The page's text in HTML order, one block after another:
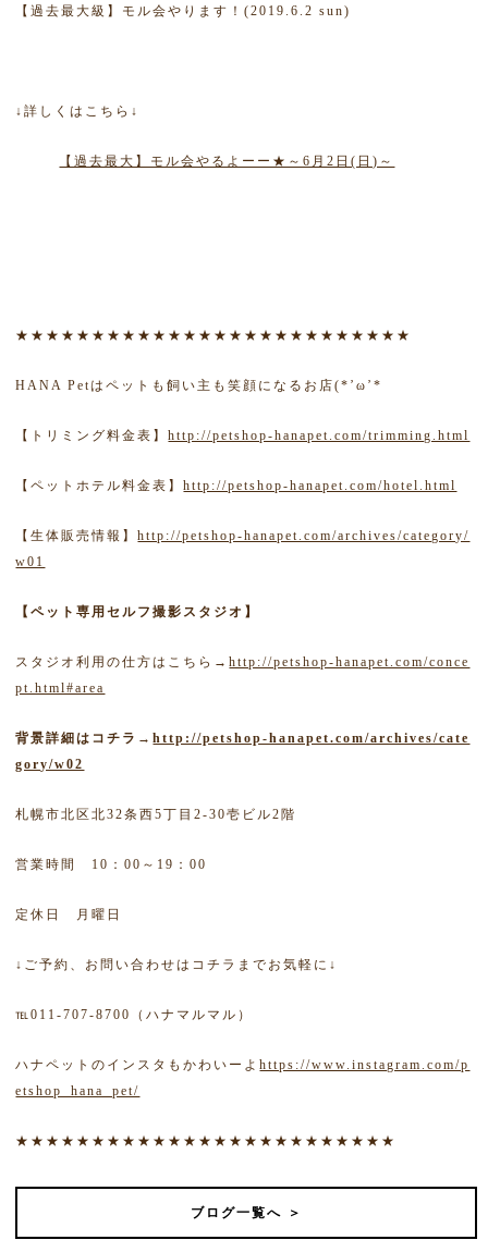
【過去最大級】モル会やります！(2019.6.2 sun)
↓詳しくはこちら↓
【過去最大】モル会やるよーー★～6月2日(日)～
★★★★★★★★★★★★★★★★★★★★★★★★★★
HANA Petはペットも飼い主も笑顔になるお店(*’ω’*
【トリミング料金表】http://petshop-hanapet.com/trimming.html
【ペットホテル料金表】http://petshop-hanapet.com/hotel.html
【生体販売情報】http://petshop-hanapet.com/archives/category/
w01
【ペット専用セルフ撮影スタジオ】
スタジオ利用の仕方はこちら→http://petshop-hanapet.com/conce
pt.html#area
背景詳細はコチラ→http://petshop-hanapet.com/archives/cate
gory/w02
札幌市北区北32条西5丁目2-30壱ビル2階
営業時間 10：00～19：00
定休日 月曜日
↓ご予約、お問い合わせはコチラまでお気軽に↓
℡011-707-8700（ハナマルマル）
ハナペットのインスタもかわいーよhttps://www.instagram.com/p
etshop_hana_pet/
★★★★★★★★★★★★★★★★★★★★★★★★★
ブログ一覧へ ＞